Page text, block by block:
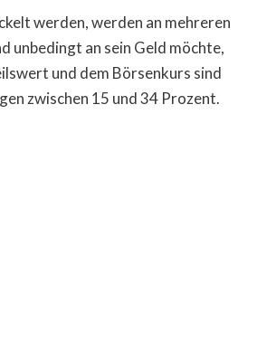
werden, werden an mehreren
unbedingt an sein Geld möchte,
und dem Börsenkurs sind
zwischen 15 und 34 Prozent.